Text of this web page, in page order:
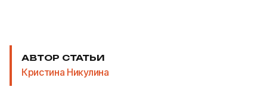
АВТОР СТАТЬИ
Кристина Никулина